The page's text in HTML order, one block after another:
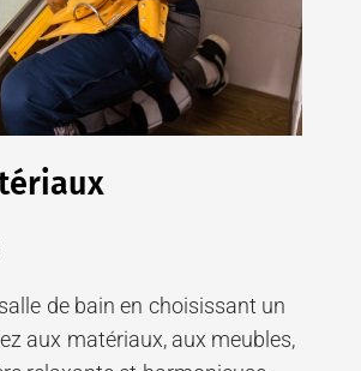
de bain en choisissant un
aux matériaux, aux meubles,